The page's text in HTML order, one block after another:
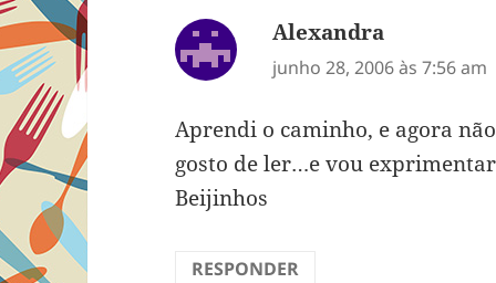
Alexandra
junho 28, 2006 às 7:56 am
Aprendi o caminho, e agora
gosto de ler…e vou
Beijinhos
RESPONDER